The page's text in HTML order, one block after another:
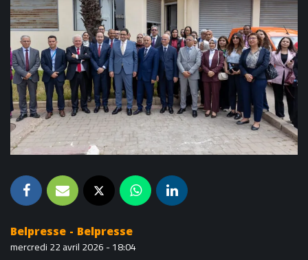
Belpresse - Belpresse
mercredi 22 avril 2026 - 18:04